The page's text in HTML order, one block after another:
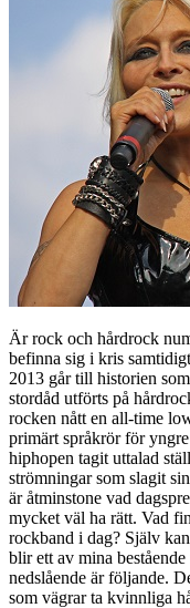
Är rock och hårdrock
befinna sig i kris
2013 går till historien
stordåd utförts på
rocken nått en all-time
primärt språkrör för
hiphopen tagit uttalad
strömningar som slagit
är åtminstone vad
mycket väl ha rätt. Vad
rockband i dag? Själv
blir ett av mina
nedslående är följande.
som vägrar ta kvinnliga